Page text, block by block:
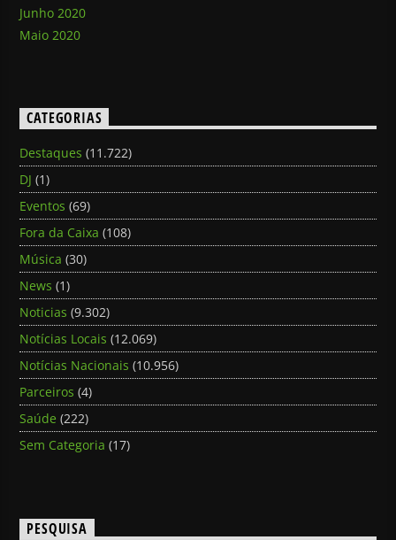
Junho 2020
Maio 2020
CATEGORIAS
Destaques (11.722)
DJ (1)
Eventos (69)
Fora da Caixa (108)
Música (30)
News (1)
Noticias (9.302)
Notícias Locais (12.069)
Notícias Nacionais (10.956)
Parceiros (4)
Saúde (222)
Sem Categoria (17)
PESQUISA